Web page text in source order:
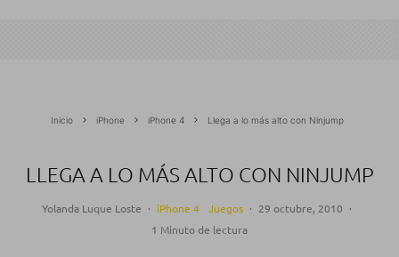
Inicio iPhone iPhone 4 Llega a lo más alto con Ninjump
LLEGA A LO MÁS ALTO CON NINJUMP
Yolanda Luque Loste · iPhone 4 Juegos · 29 octubre, 2010 ·
1 Minuto de lectura